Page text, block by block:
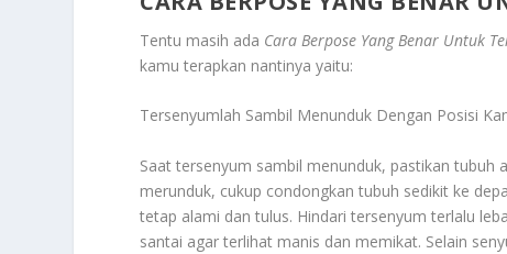
Tentu masih ada Cara Berpose Yang Benar Untuk
kamu terapkan nantinya yaitu:
Tersenyumlah Sambil Menunduk Dengan Posisi
Saat tersenyum sambil menunduk, pastikan
merunduk, cukup condongkan tubuh sedikit ke
tetap alami dan tulus. Hindari tersenyum terlalu
santai agar terlihat manis dan memikat. Selain